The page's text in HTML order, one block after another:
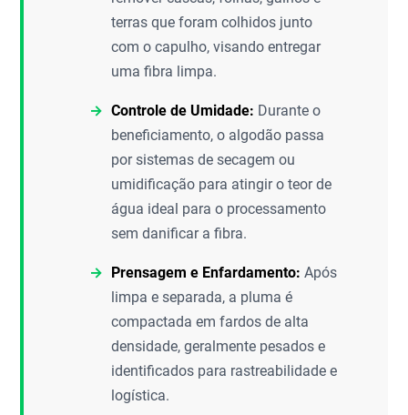
terras que foram colhidos junto
com o capulho, visando entregar
uma fibra limpa.
Controle de Umidade: Durante o
beneficiamento, o algodão passa
por sistemas de secagem ou
umidificação para atingir o teor de
água ideal para o processamento
sem danificar a fibra.
Prensagem e Enfardamento: Após
limpa e separada, a pluma é
compactada em fardos de alta
densidade, geralmente pesados e
identificados para rastreabilidade e
logística.